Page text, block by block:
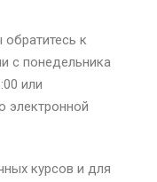
к
с понедельника
или
электронной
курсов и для